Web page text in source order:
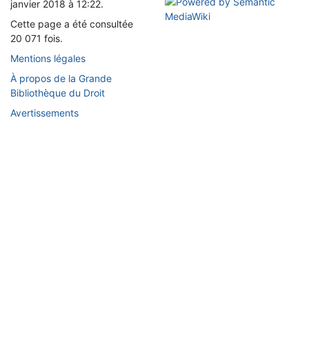
janvier 2018 à 12:22.
Cette page a été consultée
20 071 fois.
Mentions légales
À propos de la Grande
Bibliothèque du Droit
Avertissements